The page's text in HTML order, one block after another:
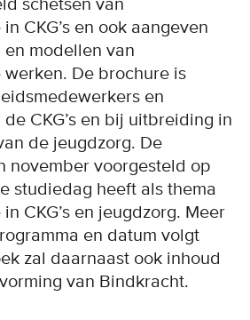
schetsen van
CKG’s en ook aangeven
modellen van
De brochure is
en
CKG’s en bij uitbreiding in
de jeugdzorg. De
november voorgesteld op
studiedag heeft als thema
CKG’s en jeugdzorg. Meer
en datum volgt
zal daarnaast ook inhoud
van Bindkracht.